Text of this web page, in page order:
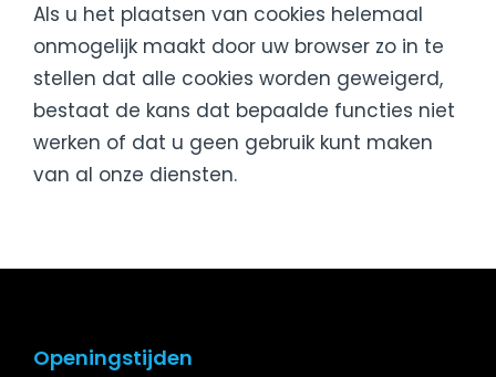
Als u het plaatsen van cookies helemaal
onmogelijk maakt door uw browser zo in te
stellen dat alle cookies worden geweigerd,
bestaat de kans dat bepaalde functies niet
werken of dat u geen gebruik kunt maken
van al onze diensten.
Openingstijden